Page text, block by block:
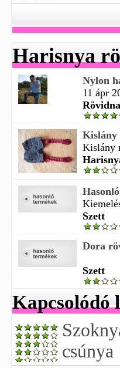
Harisnya
Nylon
11 ápr
Kislány
Kislány
Szett
Dora
Szett
Kapcsolódó
csúnya